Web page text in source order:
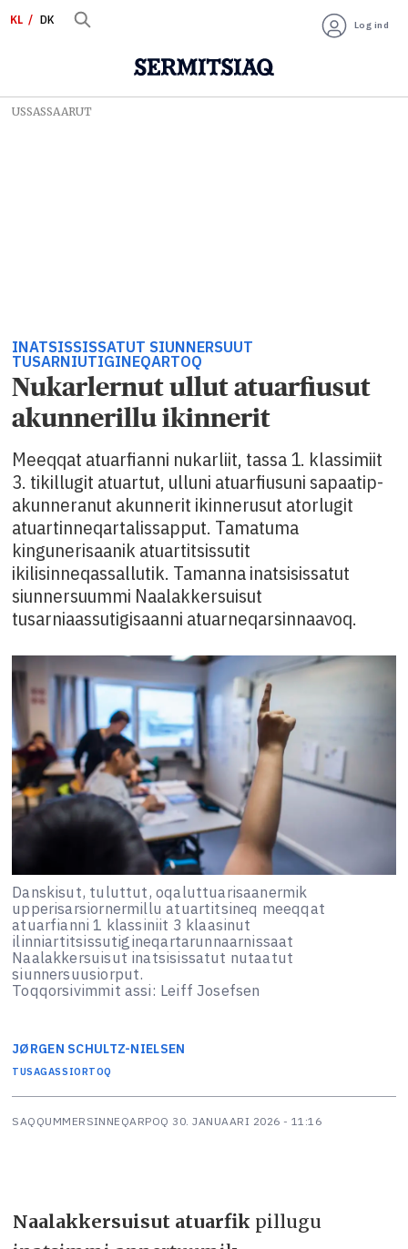
KL DK Log ind
USSASSAARUT
INATSISSISSATUT SIUNNERSUUT
TUSARNIUTIGINEQARTOQ
Nukarlernut ullut atuarfiusut
akunnerillu ikinnerit
Meeqqat atuarfianni nukarliit, tassa 1. klassimiit
3. tikillugit atuartut, ulluni atuarfiusuni sapaatip-
akunneranut akunnerit ikinnerusut atorlugit
atuartinneqartalissapput. Tamatuma
kingunerisaanik atuartitsissutit
ikilisinneqassallutik. Tamanna inatsisissatut
siunnersuummi Naalakkersuisut
tusarniaassutigisaanni atuarneqarsinnaavoq.
Danskisut, tuluttut, oqaluttuarisaanermik
upperisarsiornermillu atuartitsineq meeqqat
atuarfianni 1 klassiniit 3 klaasinut
ilinniartitsissutigineqartarunnaarnissaat
Naalakkersuisut inatsisissatut nutaatut
siunnersuusiorput.
Toqqorsivimmit assi: Leiff Josefsen
JØRGEN SCHULTZ-NIELSEN
TUSAGASSIORTOQ
SAQQUMMERSINNEQARPOQ 30. JANUAARI 2026 - 11:16
Naalakkersuisut atuarfik pillugu